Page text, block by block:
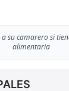
su camarero si
alimentaria